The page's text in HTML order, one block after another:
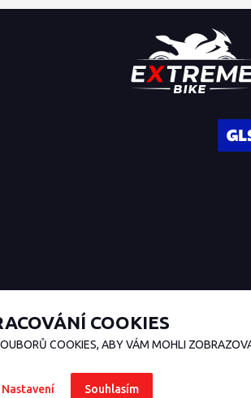
COOKIES
COOKIES, ABY VÁM MOHLI
Nastavení Souhlasím